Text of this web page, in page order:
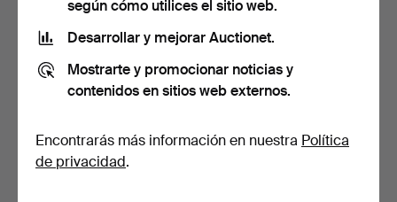
seleccionado
según cómo utilices el sitio web.
Desarrollar y mejorar Auctionet.
Mostrarte y promocionar noticias y
contenidos en sitios web externos.
Encontrarás más información en nuestra Política
de privacidad.